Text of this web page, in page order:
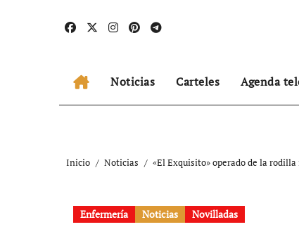
Noticias Carteles Agenda
Inicio Noticias «El Exquisito» operado de la rodilla
Enfermería Noticias Novilladas